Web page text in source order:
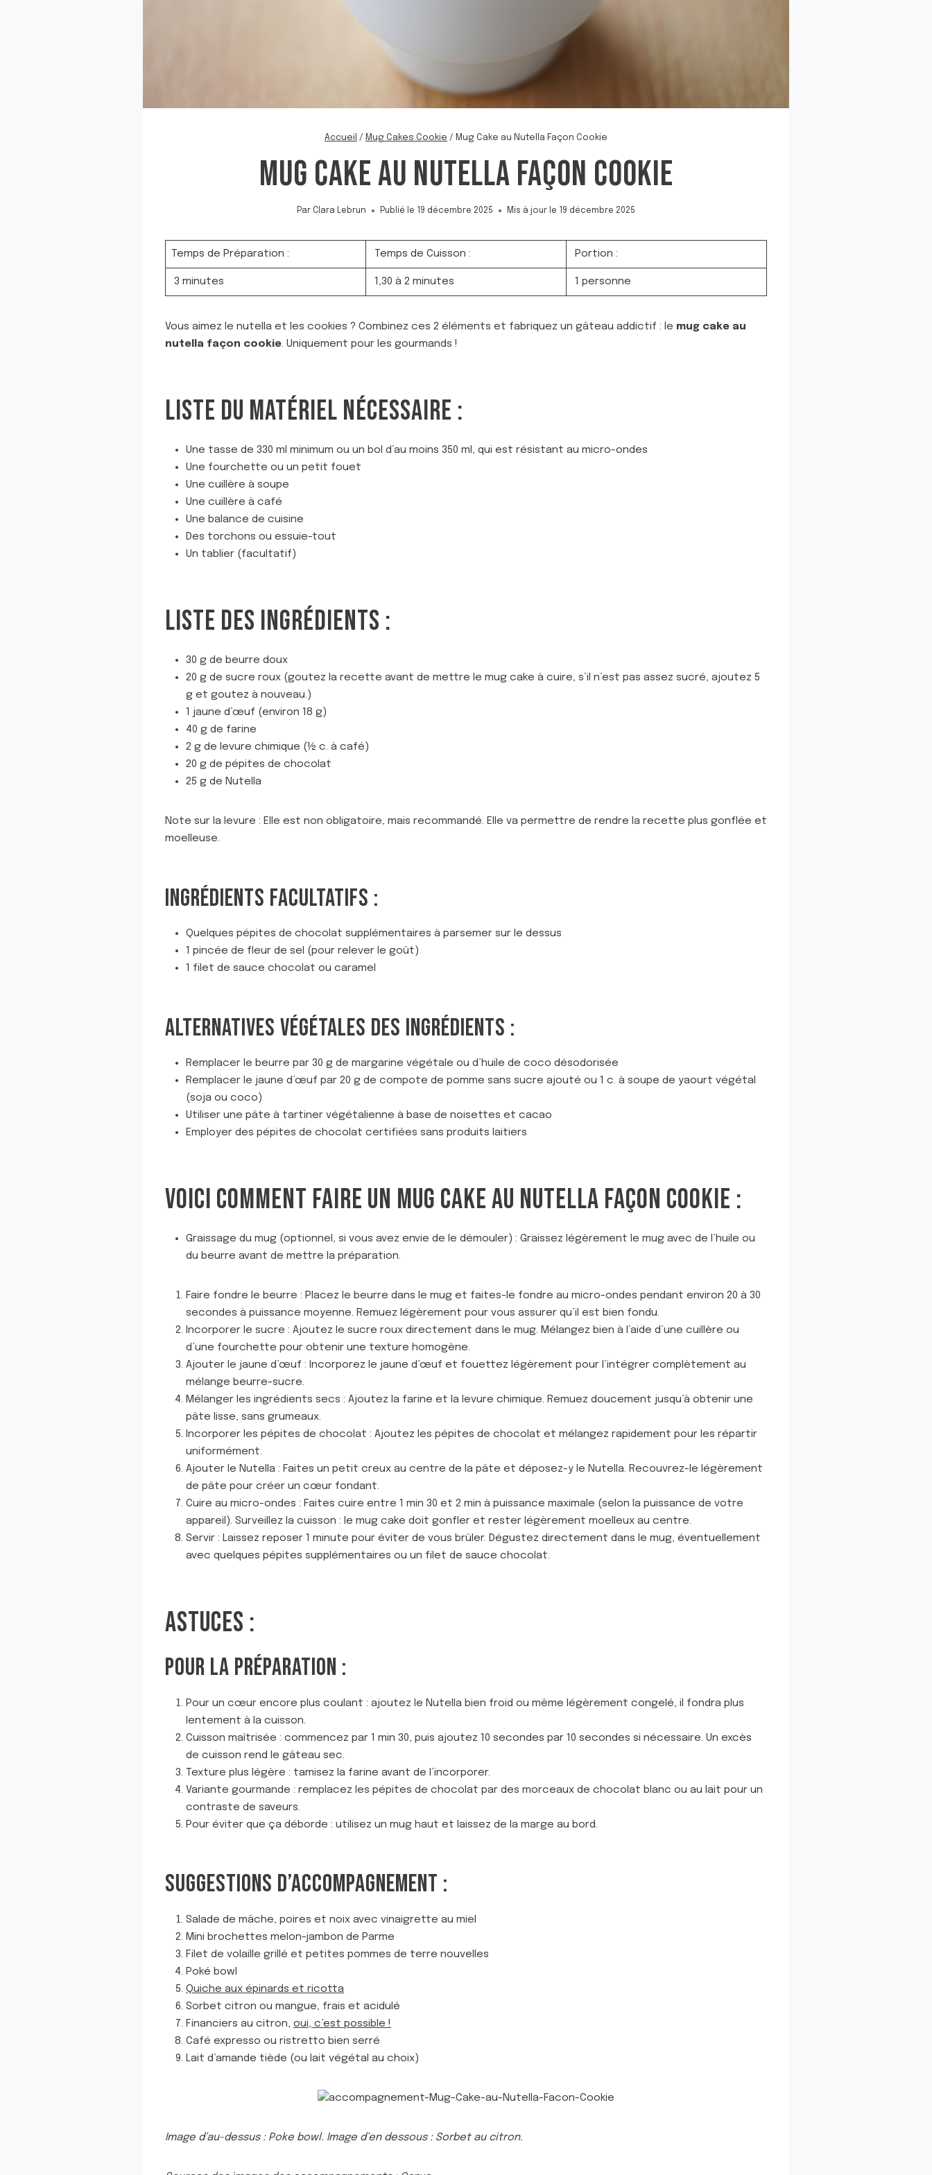
Accueil / Mug Cakes Cookie / Mug Cake au Nutella Façon Cookie
MUG CAKE AU NUTELLA FAÇON COOKIE
Par Clara Lebrun Publié le 19 décembre 2025 Mis à jour le 19 décembre 2025
Temps de Préparation : Temps de Cuisson : Portion :
3 minutes 1,30 à 2 minutes 1 personne
Vous aimez le nutella et les cookies ? Combinez ces 2 éléments et fabriquez un gâteau addictif : le mug cake au
nutella façon cookie. Uniquement pour les gourmands !
LISTE DU MATÉRIEL NÉCESSAIRE :
Une tasse de 330 ml minimum ou un bol d’au moins 350 ml, qui est résistant au micro-ondes
Une fourchette ou un petit fouet
Une cuillère à soupe
Une cuillère à café
Une balance de cuisine
Des torchons ou essuie-tout
Un tablier (facultatif)
LISTE DES INGRÉDIENTS :
30 g de beurre doux
20 g de sucre roux (goutez la recette avant de mettre le mug cake à cuire, s’il n’est pas assez sucré, ajoutez 5
g et goutez à nouveau.)
1 jaune d’œuf (environ 18 g)
40 g de farine
2 g de levure chimique (½ c. à café)
20 g de pépites de chocolat
25 g de Nutella
Note sur la levure : Elle est non obligatoire, mais recommandé. Elle va permettre de rendre la recette plus gonflée et
moelleuse.
INGRÉDIENTS FACULTATIFS :
Quelques pépites de chocolat supplémentaires à parsemer sur le dessus
1 pincée de fleur de sel (pour relever le goût)
1 filet de sauce chocolat ou caramel
ALTERNATIVES VÉGÉTALES DES INGRÉDIENTS :
Remplacer le beurre par 30 g de margarine végétale ou d’huile de coco désodorisée
Remplacer le jaune d’œuf par 20 g de compote de pomme sans sucre ajouté ou 1 c. à soupe de yaourt végétal
(soja ou coco)
Utiliser une pâte à tartiner végétalienne à base de noisettes et cacao
Employer des pépites de chocolat certifiées sans produits laitiers
VOICI COMMENT FAIRE UN MUG CAKE AU NUTELLA FAÇON COOKIE :
Graissage du mug (optionnel, si vous avez envie de le démouler) : Graissez légèrement le mug avec de l’huile ou
du beurre avant de mettre la préparation.
Faire fondre le beurre : Placez le beurre dans le mug et faites-le fondre au micro-ondes pendant environ 20 à 30
secondes à puissance moyenne. Remuez légèrement pour vous assurer qu’il est bien fondu.
Incorporer le sucre : Ajoutez le sucre roux directement dans le mug. Mélangez bien à l’aide d’une cuillère ou
d’une fourchette pour obtenir une texture homogène.
Ajouter le jaune d’œuf : Incorporez le jaune d’œuf et fouettez légèrement pour l’intégrer complètement au
mélange beurre-sucre.
Mélanger les ingrédients secs : Ajoutez la farine et la levure chimique. Remuez doucement jusqu’à obtenir une
pâte lisse, sans grumeaux.
Incorporer les pépites de chocolat : Ajoutez les pépites de chocolat et mélangez rapidement pour les répartir
uniformément.
Ajouter le Nutella : Faites un petit creux au centre de la pâte et déposez-y le Nutella. Recouvrez-le légèrement
de pâte pour créer un cœur fondant.
Cuire au micro-ondes : Faites cuire entre 1 min 30 et 2 min à puissance maximale (selon la puissance de votre
appareil). Surveillez la cuisson : le mug cake doit gonfler et rester légèrement moelleux au centre.
Servir : Laissez reposer 1 minute pour éviter de vous brûler. Dégustez directement dans le mug, éventuellement
avec quelques pépites supplémentaires ou un filet de sauce chocolat.
ASTUCES :
POUR LA PRÉPARATION :
Pour un cœur encore plus coulant : ajoutez le Nutella bien froid ou même légèrement congelé, il fondra plus
lentement à la cuisson.
Cuisson maîtrisée : commencez par 1 min 30, puis ajoutez 10 secondes par 10 secondes si nécessaire. Un excès
de cuisson rend le gâteau sec.
Texture plus légère : tamisez la farine avant de l’incorporer.
Variante gourmande : remplacez les pépites de chocolat par des morceaux de chocolat blanc ou au lait pour un
contraste de saveurs.
Pour éviter que ça déborde : utilisez un mug haut et laissez de la marge au bord.
SUGGESTIONS D’ACCOMPAGNEMENT :
Salade de mâche, poires et noix avec vinaigrette au miel
Mini brochettes melon-jambon de Parme
Filet de volaille grillé et petites pommes de terre nouvelles
Poké bowl
Quiche aux épinards et ricotta
Sorbet citron ou mangue, frais et acidulé
Financiers au citron, oui, c’est possible !
Café expresso ou ristretto bien serré
Lait d’amande tiède (ou lait végétal au choix)
Image d’au-dessus : Poke bowl. Image d’en dessous : Sorbet au citron.